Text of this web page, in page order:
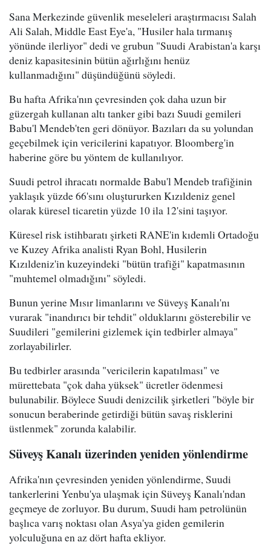
Sana Merkezinde güvenlik meseleleri araştırmacısı Salah
Ali Salah, Middle East Eye'a, "Husiler hala tırmanış
yönünde ilerliyor" dedi ve grubun "Suudi Arabistan'a karşı
deniz kapasitesinin bütün ağırlığını henüz
kullanmadığını" düşündüğünü söyledi.
Bu hafta Afrika'nın çevresinden çok daha uzun bir
güzergah kullanan altı tanker gibi bazı Suudi gemileri
Babu'l Mendeb'ten geri dönüyor. Bazıları da su yolundan
geçebilmek için vericilerini kapatıyor. Bloomberg'in
haberine göre bu yöntem de kullanılıyor.
Suudi petrol ihracatı normalde Babu'l Mendeb trafiğinin
yaklaşık yüzde 66'sını oluştururken Kızıldeniz genel
olarak küresel ticaretin yüzde 10 ila 12'sini taşıyor.
Küresel risk istihbaratı şirketi RANE'in kıdemli Ortadoğu
ve Kuzey Afrika analisti Ryan Bohl, Husilerin
Kızıldeniz'in kuzeyindeki "bütün trafiği" kapatmasının
"muhtemel olmadığını" söyledi.
Bunun yerine Mısır limanlarını ve Süveyş Kanalı'nı
vurarak "inandırıcı bir tehdit" olduklarını gösterebilir ve
Suudileri "gemilerini gizlemek için tedbirler almaya"
zorlayabilirler.
Bu tedbirler arasında "vericilerin kapatılması" ve
mürettebata "çok daha yüksek" ücretler ödenmesi
bulunabilir. Böylece Suudi denizcilik şirketleri "böyle bir
sonucun beraberinde getirdiği bütün savaş risklerini
üstlenmek" zorunda kalabilir.
Süveyş Kanalı üzerinden yeniden yönlendirme
Afrika'nın çevresinden yeniden yönlendirme, Suudi
tankerlerini Yenbu'ya ulaşmak için Süveyş Kanalı'ndan
geçmeye de zorluyor. Bu durum, Suudi ham petrolünün
başlıca varış noktası olan Asya'ya giden gemilerin
yolculuğuna en az dört hafta ekliyor.